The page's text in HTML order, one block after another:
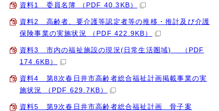
資料1 委員名簿 （PDF 40.3KB）
資料2 高齢者、要介護等認定者等の推移・推計及び介護
保険事業の実施状況 （PDF 422.9KB）
資料3 市内の福祉施設の現況(日常生活圏域) （PDF
174.6KB）
資料4 第8次春日井市高齢者総合福祉計画掲載事業の実
施状況 （PDF 629.7KB）
資料5 第9次春日井市高齢者総合福祉計画 骨子案